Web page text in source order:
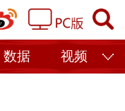
数据 视频